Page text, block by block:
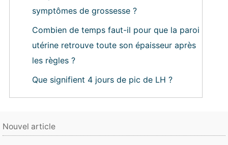
symptômes de grossesse ?
Combien de temps faut-il pour que la paroi
utérine retrouve toute son épaisseur après
les règles ?
Que signifient 4 jours de pic de LH ?
Nouvel article